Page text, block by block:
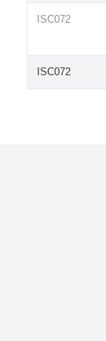
ISC072
ISC072